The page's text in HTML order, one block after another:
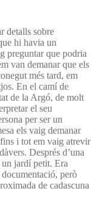
detalls sobre
hi havia un
preguntar que podria
van demanar que els
més tard, em
En el camí de
de la Argó, de molt
el seu
per ser un
els vaig demanar
i tot em vaig atrevir
Després d’una
un jardí petit. Era
però
de cadascuna